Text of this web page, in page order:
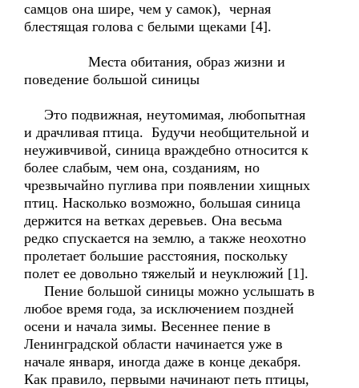
самцов она шире, чем у самок), черная
блестящая голова с белыми щеками [4].
Места обитания, образ жизни и
поведение большой синицы
Это подвижная, неутомимая, любопытная
и драчливая птица. Будучи необщительной и
неуживчивой, синица враждебно относится к
более слабым, чем она, созданиям, но
чрезвычайно пуглива при появлении хищных
птиц. Насколько возможно, большая синица
держится на ветках деревьев. Она весьма
редко спускается на землю, а также неохотно
пролетает большие расстояния, поскольку
полет ее довольно тяжелый и неуклюжий [1].
Пение большой синицы можно услышать в
любое время года, за исключением поздней
осени и начала зимы. Весеннее пение в
Ленинградской области начинается уже в
начале января, иногда даже в конце декабря.
Как правило, первыми начинают петь птицы,